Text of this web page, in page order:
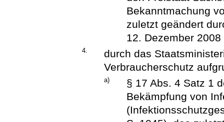
Bekanntmachung
zuletzt geändert
12. Dezember
4.
durch das
Verbraucherschutz
a)
§ 17 Abs. 4 Satz 1
Bekämpfung von